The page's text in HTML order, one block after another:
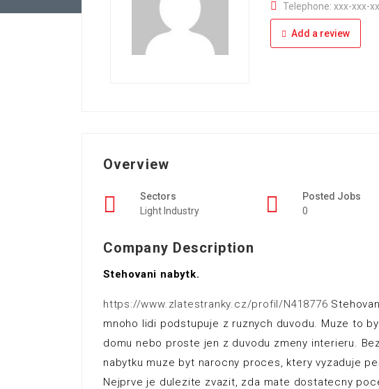
Telephone: xxx-xxx-
Add a review
Overview
Sectors
Light Industry
Posted Jobs
0
Company Description
Stehovani nabytk.
https://www.zlatestranky.cz/profil/N418776
mnoho lidi podstupuje z ruznych duvodu. Muze to
domu nebo proste jen z duvodu zmeny interieru.
nabytku muze byt narocny proces, ktery vyzaduje
Nejprve je dulezite zvazit, zda mate dostatecny